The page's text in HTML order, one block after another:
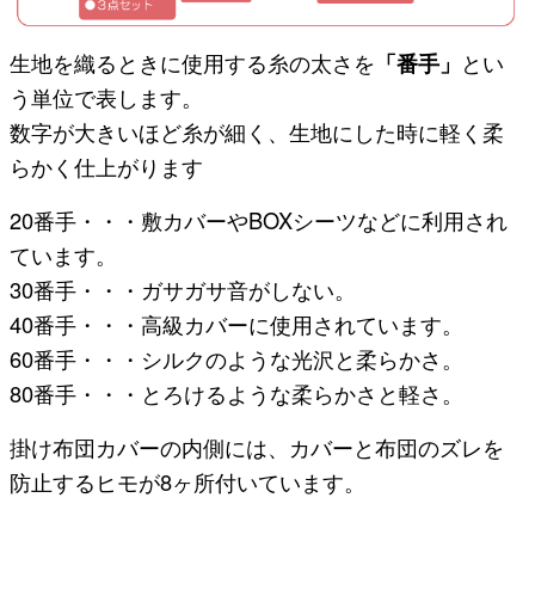
生地を織るときに使用する糸の太さを 「番手」 とい
う単位で表します。
数字が大きいほど糸が細く、生地にした時に軽く柔
らかく仕上がります
20番手・・・敷カバーやBOXシーツなどに利用され
ています。
30番手・・・ガサガサ音がしない。
40番手・・・高級カバーに使用されています。
60番手・・・シルクのような光沢と柔らかさ。
80番手・・・とろけるような柔らかさと軽さ。
掛け布団カバーの内側には、カバーと布団のズレを
防止するヒモが8ヶ所付いています。